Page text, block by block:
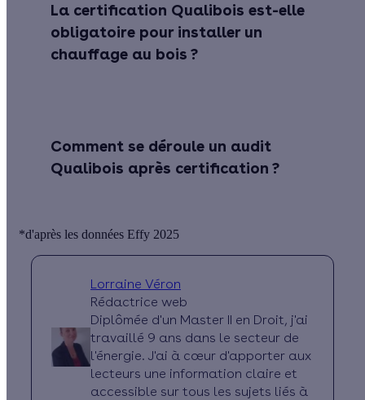
La certification Qualibois est-elle
obligatoire pour installer un
chauffage au bois ?
Comment se déroule un audit
Qualibois après certification ?
*d'après les données Effy 2025
Lorraine Véron
Rédactrice web
Diplômée d'un Master II en Droit, j'ai
travaillé 9 ans dans le secteur de
l'énergie. J'ai à cœur d'apporter aux
lecteurs une information claire et
accessible sur tous les sujets liés à